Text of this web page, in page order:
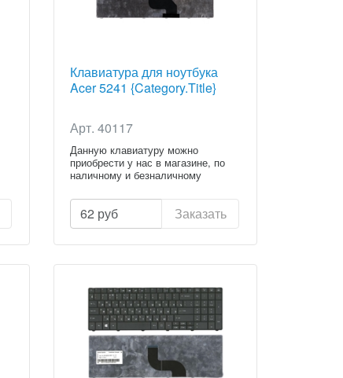
Клавиатура для ноутбука
Acer 5241 {Category.Title}
Арт. 40117
Данную клавиатуру можно
приобрести у нас в магазине, по
наличному и безналичному
62 руб Заказать